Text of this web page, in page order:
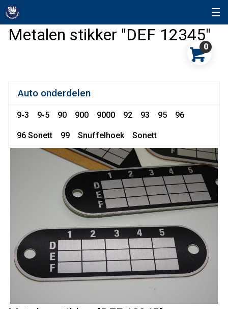
Metalen stikker "DEF 12345"
0
Auto onderdelen
9-3 9-5 90 900 9000 92 93 95 96
96 Sonett 99 Snuffelhoek Sonett